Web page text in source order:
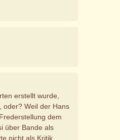
erstellt wurde,
oder? Weil der Hans
dem
über Bande als
nicht als Kritik